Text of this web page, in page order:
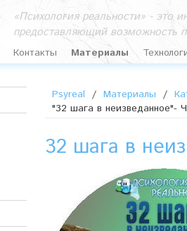
«Психология реальности» - это
предоставляющий возможность
Контакты Материалы
Psyreal / Материалы /
"32 шага в неизведанное"-
32 шага в